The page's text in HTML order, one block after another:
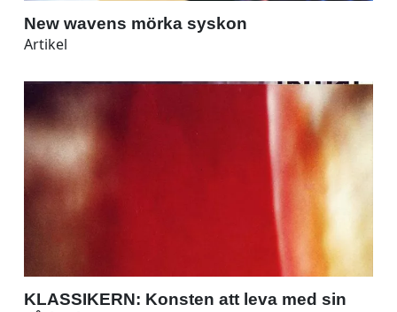
New wavens mörka syskon
Artikel
KLASSIKERN: Konsten att leva med sin